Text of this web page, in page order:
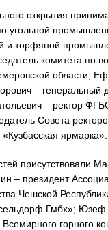
открытия
угольной
и торфяной
комитета
области,
– генеральный
– ректор
Совета
ярмарка».
присутствовали
– президент
Чешской
Гмбх»; Юзеф
горного